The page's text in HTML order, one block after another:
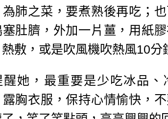
肺之菜，要煮熟後再吃；
肚臍，外加一片薑，用紙
敷，或是吹風機吹熱風10分
醒她，最重要是少吃冰品、
胸衣服，保持心情愉快，不